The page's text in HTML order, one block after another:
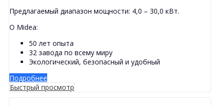
Предлагаемый диапазон мощности: 4,0 – 30,0 кВт.
О Мidea:
50 лет опыта
32 завода по всему миру
Экологический, безопасный и удобный
Подробнее
Быстрый просмотр